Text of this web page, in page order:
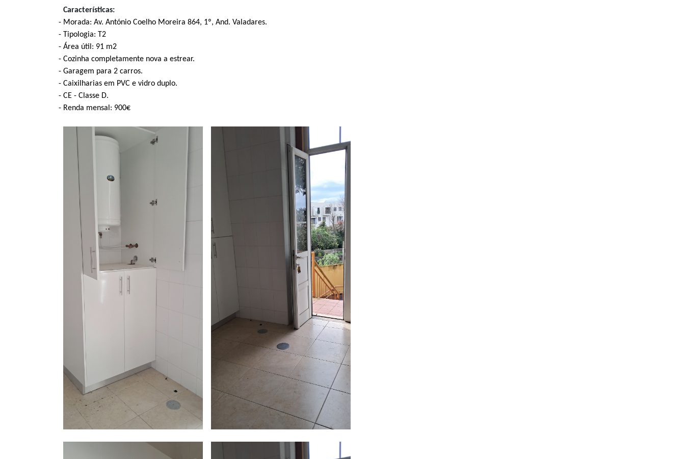
Características:
Morada: Av. António Coelho Moreira 864, 1º, And. Valadares.
Tipologia: T2
Área útil: 91 m2
Cozinha completamente nova a estrear.
Garagem para 2 carros.
Caixilharias em PVC e vidro duplo.
CE - Classe D.
Renda mensal: 900€